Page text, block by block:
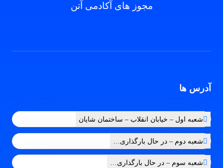
آدرس ها
شعبه اول – خیابان انقلاب – ساختمان شایان
شعبه دوم – در حال بارگذاری…
شعبه سوم – در حال بارگذاری…
مجوز های آکادمی آتن